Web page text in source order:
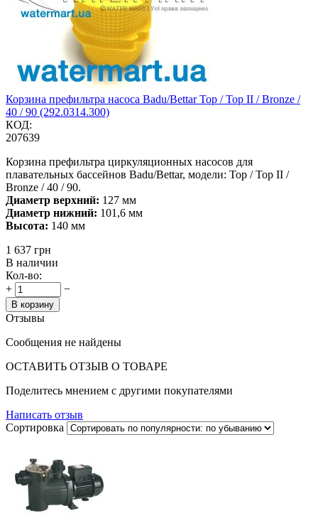
Корзина префильтра насоса Badu/Bettar Top / Top II / Bronze /
40 / 90 (292.0314.300)
КОД:
207639
Корзина префильтра циркуляционных насосов для
плавательных бассейнов Badu/Bettar, модели: Top / Top II /
Bronze / 40 / 90.
Диаметр верхний: 127 мм
Диаметр нижний: 101,6 мм
Высота: 140 мм
‍1 637‍ грн
В наличии
Кол-во:
+
−
В корзину
Отзывы
Сообщения не найдены
ОСТАВИТЬ ОТЗЫВ О ТОВАРЕ
Поделитесь мнением с другими покупателями
Написать отзыв
Сортировка